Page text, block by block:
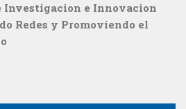
Investigacion e Innovacion
Redes y Promoviendo el